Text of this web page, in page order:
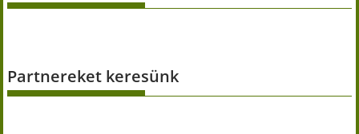
Partnereket keresünk